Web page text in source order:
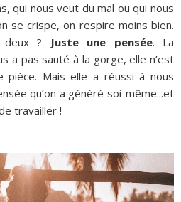
qui nous veut du mal ou qui nous
se crispe, on respire moins bien.
deux ?
Juste une pensée. La
a pas sauté à la gorge, elle n’est
pièce. Mais elle a réussi à nous
qu’on a généré soi-même...et
travailler !